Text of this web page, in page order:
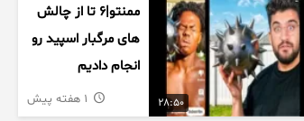
28:50
ممنتو|۶ تا از چالش
های مرگبار اسپید رو
انجام دادیم